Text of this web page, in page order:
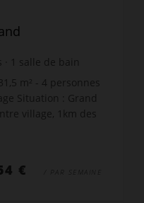
salle de bain
m² - 4 personnes
Situation : Grand
village, 1km des
€ / PAR SEMAINE